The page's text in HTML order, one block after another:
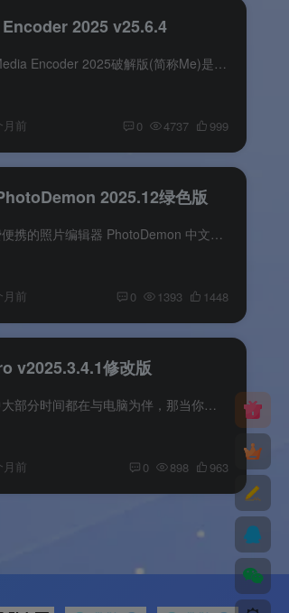
2025 v25.6.4
软件介绍 Adobe Media Encoder 2025破解版(简称Me)是一款音视频格式转码软件及视频编码软件.Adobe Media Encoder中文破解版视频转码软件几乎支持任何格式,使用预设设置Watch Folders 和 Destina...
月前 0 4737 999
2025.12绿色版
软件介绍 开源免费便携的照片编辑器 PhotoDemon 中文版提供了一个 13 MB 大小的综合照片编辑器。 它可以在任何 Windows PC（XP 到 Win 11）上运行，并且不需要安装。 您可以从 USB 移动设备、SD...
月前 0 1393 1448
v2025.3.4.1修改版
软件介绍 一天当中大部分时间都在与电脑为伴，那当你静下来的时候是否真正思考过，这一天到底用电脑做了些什么？是否只是沉迷于某个游戏荒废了一天或者只忙于工作，没有时间放松一下。是时候具...
月前 0 898 963